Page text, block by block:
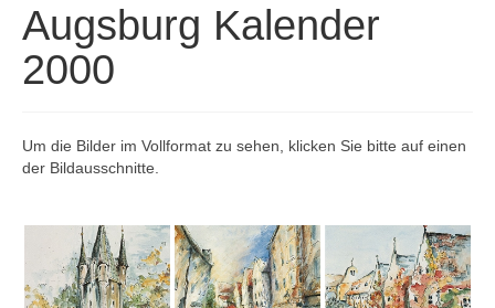
Vita
Tätigkeiten
Firmenkalender …
Firmenkalender 2026
Firmenkalender 2025
Augsburg Kalender
2000
Um die Bilder im Vollformat zu sehen, klicken Sie bitte auf einen
der Bildausschnitte.